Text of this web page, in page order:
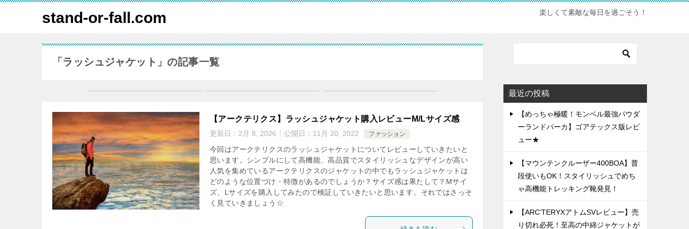
stand-or-fall.com 楽しくて素敵な毎日を過ごそう！
「ラッシュジャケット」の記事一覧
【アークテリクス】ラッシュジャケット購入レビューM/Lサイズ感
更新日： 2月 8, 2026 公開日： 11月 20, 2022 ファッション
今回はアークテリクスのラッシュジャケットについてレビューしていきたいと
思います。シンプルにして高機能、高品質でスタイリッシュなデザインが高い
人気を集めているアークテリクスのジャケットの中でもラッシュジャケットは
どのような位置づけ・特徴があるのでしょうか？サイズ感は果たして？Mサイ
ズ、Lサイズを購入してみたので検証していきたいと思います。それではさっそ
く見ていきましょう☆
最近の投稿
【めっちゃ極暖！モンベル最強パウダ
ーランドパーカ】ゴアテックス版レビ
ュー★
【マウンテンクルーザー400BOA】普
段使いもOK！スタイリッシュでめち
ゃ高機能トレッキング靴発見！
【ARC’TERYXアトムSVレビュー】売
り切れ必死！至高の中綿ジャケットが